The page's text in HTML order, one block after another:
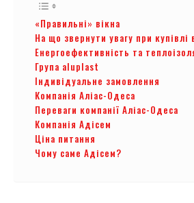
«Правильні» вікна
На що звернути увагу при купівлі
Енергоефективність та
Група aluplast
Індивідуальне замовлення
Компанія Аліас-Одеса
Переваги компанії Аліас-Одеса
Компанія Адісем
Ціна питання
Чому саме Адісем?